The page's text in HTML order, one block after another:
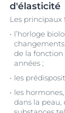
d'élasticité
Les principaux
l’horloge
de la
années ;
les
les
dans la